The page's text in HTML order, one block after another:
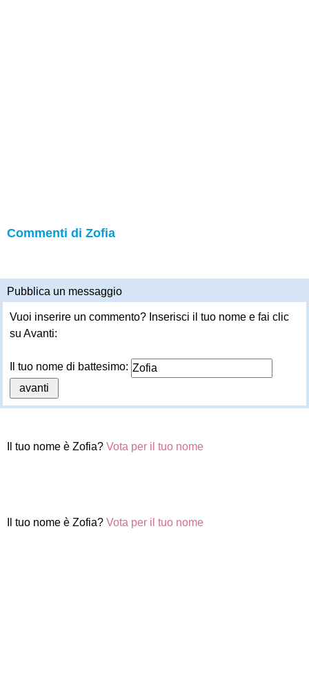
Commenti di Zofia
Pubblica un messaggio
Vuoi inserire un commento? Inserisci il tuo nome e fai clic
su Avanti:
Il tuo nome di battesimo:
Il tuo nome è Zofia? Vota per il tuo nome
Il tuo nome è Zofia? Vota per il tuo nome